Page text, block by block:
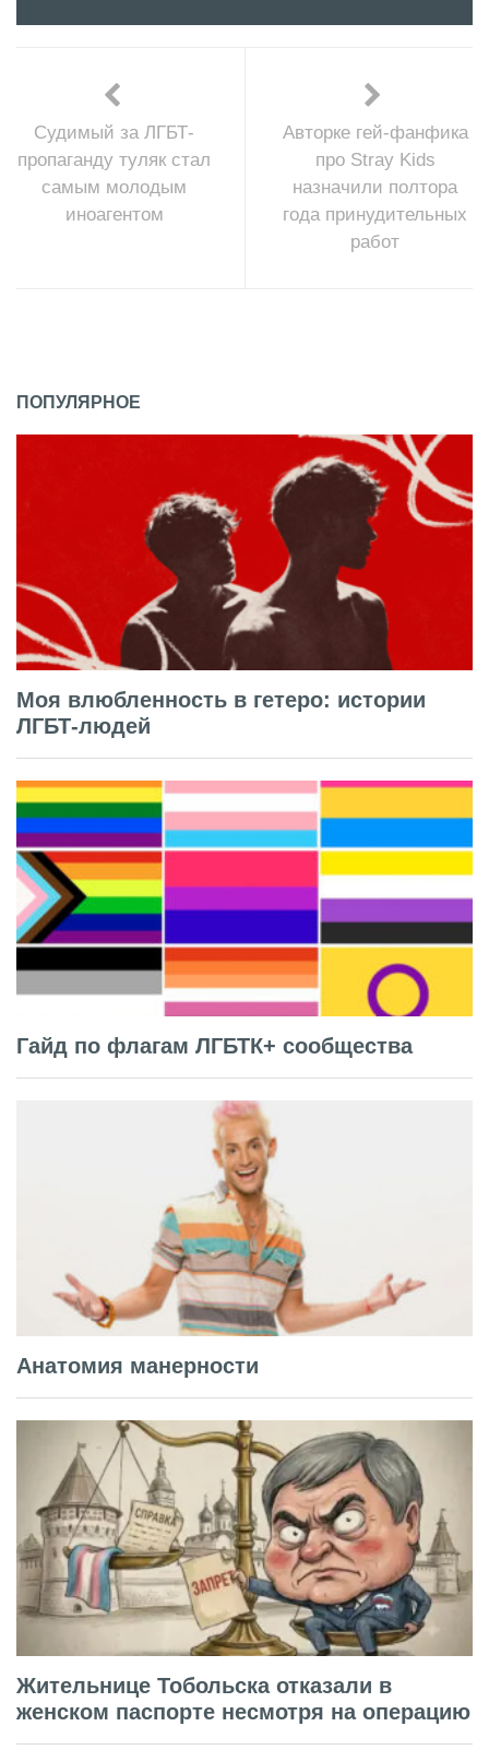
Судимый за ЛГБТ-
пропаганду туляк стал
самым молодым
иноагентом
Авторке гей-фанфика
про Stray Kids
назначили полтора
года принудительных
работ
ПОПУЛЯРНОЕ
Моя влюбленность в гетеро: истории
ЛГБТ-людей
Гайд по флагам ЛГБТК+ сообщества
Анатомия манерности
Жительнице Тобольска отказали в
женском паспорте несмотря на операцию